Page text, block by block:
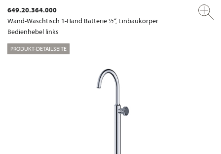
649.20.364.000
Wand-Waschtisch 1-Hand Batterie ½“, Einbaukörper
Bedienhebel links
PRODUKT-DETAILSEITE